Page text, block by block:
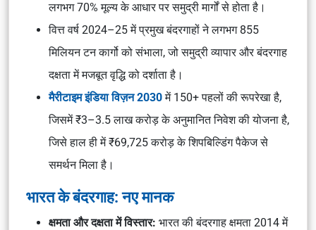
लगभग 70% मूल्य के आधार पर समुद्री मार्गों से होता है।
वित्त वर्ष 2024–25 में प्रमुख बंदरगाहों ने लगभग 855
मिलियन टन कार्गो को संभाला, जो समुद्री व्यापार और बंदरगाह
दक्षता में मजबूत वृद्धि को दर्शाता है।
मैरीटाइम इंडिया विज़न 2030में 150+ पहलों की रूपरेखा है,
जिसमें ₹3–3.5 लाख करोड़ के अनुमानित निवेश की योजना है,
जिसे हाल ही में ₹69,725 करोड़ के शिपबिल्डिंग पैकेज से
समर्थन मिला है।
भारत के बंदरगाह: नए मानक
क्षमता और दक्षता में विस्तार: भारत की बंदरगाह क्षमता 2014 में